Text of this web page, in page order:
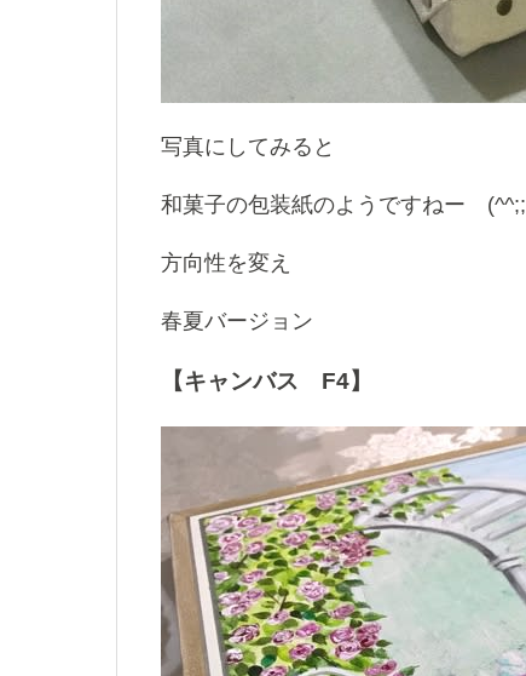
写真にしてみると
和菓子の包装紙のようですねー (^^;;
方向性を変え
春夏バージョン
【キャンバス F4】